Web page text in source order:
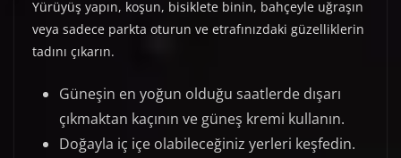
Yürüyüş yapın, koşun, bisiklete binin, bahçeyle uğraşın
veya sadece parkta oturun ve etrafınızdaki güzelliklerin
tadını çıkarın.
Güneşin en yoğun olduğu saatlerde dışarı
çıkmaktan kaçının ve güneş kremi kullanın.
Doğayla iç içe olabileceğiniz yerleri keşfedin.